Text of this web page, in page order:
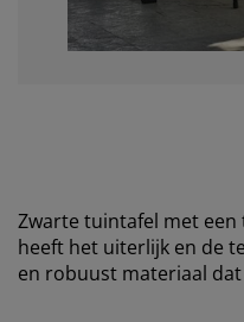
Zwarte tuintafel met
heeft het uiterlijk en de
en robuust materiaal dat